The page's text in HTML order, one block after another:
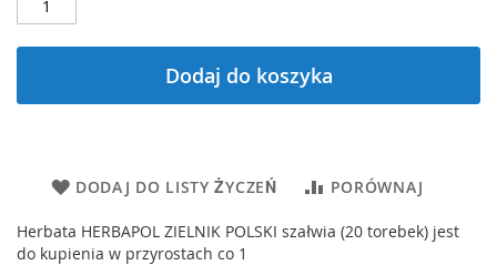
Dodaj do koszyka
DODAJ DO LISTY ŻYCZEŃ PORÓWNAJ
Herbata HERBAPOL ZIELNIK POLSKI szałwia (20 torebek) jest
do kupienia w przyrostach co 1